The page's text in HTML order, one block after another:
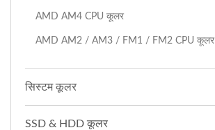
AMD AM4 CPU कूलर
AMD AM2 / AM3 / FM1 / FM2 CPU कूलर
सिस्टम कूलर
SSD & HDD कूलर